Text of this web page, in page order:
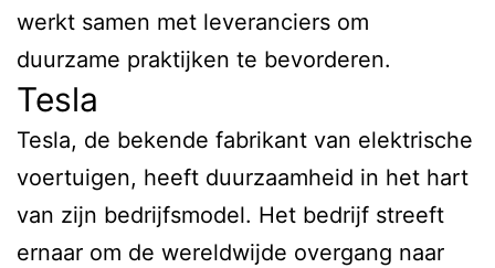
werkt samen met leveranciers om
duurzame praktijken te bevorderen.
Tesla
Tesla, de bekende fabrikant van elektrische
voertuigen, heeft duurzaamheid in het hart
van zijn bedrijfsmodel. Het bedrijf streeft
ernaar om de wereldwijde overgang naar